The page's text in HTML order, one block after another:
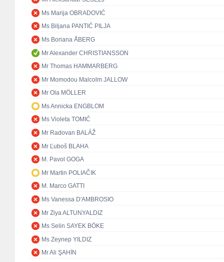
Ms Marija OBRADOVIĆ
Ms Biljana PANTIĆ PILJA
Ms Boriana ÅBERG
Mr Alexander CHRISTIANSSON
Mr Thomas HAMMARBERG
Mr Momodou Malcolm JALLOW
Mr Ola MÖLLER
Ms Annicka ENGBLOM
Ms Violeta TOMIĆ
Mr Radovan BALÁŽ
Mr Ľuboš BLAHA
M. Pavol GOGA
Mr Martin POLIAČIK
M. Marco GATTI
Ms Vanessa D'AMBROSIO
Mr Ziya ALTUNYALDIZ
Ms Selin SAYEK BÖKE
Ms Zeynep YILDIZ
Mr Ali ŞAHİN